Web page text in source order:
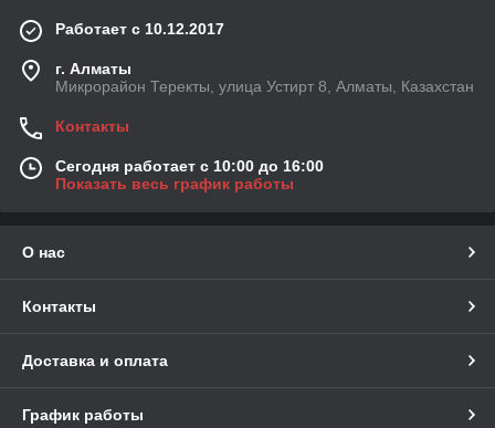
Работает с 10.12.2017
г. Алматы
Микрорайон Теректы, улица Устирт 8, Алматы, Казахстан
Контакты
Сегодня работает с 10:00 до 16:00
Показать весь график работы
О нас
Контакты
Доставка и оплата
График работы